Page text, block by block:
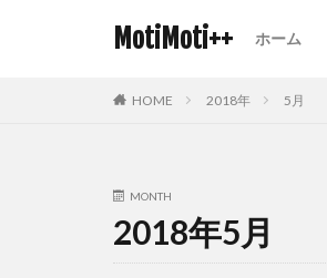
MotiMoti++ ホーム
HOME 2018年 5月
MONTH
2018年5月